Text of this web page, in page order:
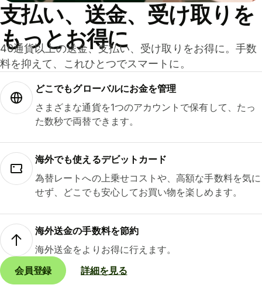
支払い、送金、受け取りを
もっとお得に
40通貨以上の送金、支払い、受け取りをお得に。手数
料を抑えて、これひとつでスマートに。
どこでもグ⁠ロ⁠ー⁠バ⁠ルにお金を管理
さまざまな通貨を1つのアカウントで保有して、たっ
た数秒で両替できます。
海外でも使えるデビットカード
為替レートへの上乗せコストや、高額な手数料を気に
せず、どこでも安心してお買い物を楽しめます。
海外送金の手数料を節約
海外送金をよりお得に行えます。
会員登録
詳細を見る